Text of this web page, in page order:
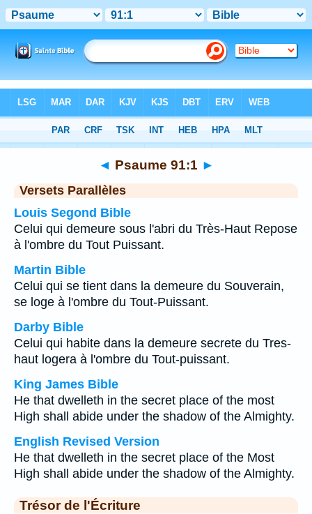
Chapitre 91> Verset 1
◄ Psaume 91:1 ►
Versets Parallèles
Louis Segond Bible
Celui qui demeure sous l'abri du Très-Haut Repose
à l'ombre du Tout Puissant.
Martin Bible
Celui qui se tient dans la demeure du Souverain,
se loge à l'ombre du Tout-Puissant.
Darby Bible
Celui qui habite dans la demeure secrete du Tres-
haut logera à l'ombre du Tout-puissant.
King James Bible
He that dwelleth in the secret place of the most
High shall abide under the shadow of the Almighty.
English Revised Version
He that dwelleth in the secret place of the Most
High shall abide under the shadow of the Almighty.
Trésor de l'Écriture